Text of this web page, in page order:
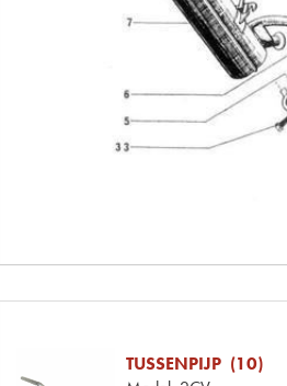
TUSSENPIJP (10)